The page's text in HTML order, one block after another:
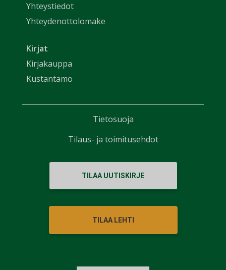
Yhteystiedot
Yhteydenottolomake
Kirjat
Kirjakauppa
Kustantamo
TILAA UUTISKIRJE
TILAA LEHTI
Tietosuoja
Tilaus- ja toimitusehdot